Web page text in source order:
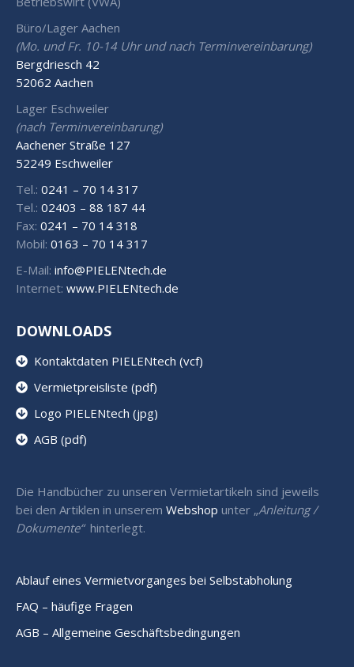
Büro/Lager Aachen
(Mo. und Fr. 10-14 Uhr und nach Terminvereinbarung)
Bergdriesch 42
52062 Aachen
Lager Eschweiler
(nach Terminvereinbarung)
Aachener Straße 127
52249 Eschweiler
Tel.: 0241 – 70 14 317
Tel.: 02403 – 88 187 44
Fax: 0241 – 70 14 318
Mobil: 0163 – 70 14 317
E-Mail: info@PIELENtech.de
Internet: www.PIELENtech.de
DOWNLOADS
Kontaktdaten PIELENtech (vcf)
Vermietpreisliste (pdf)
Logo PIELENtech (jpg)
AGB (pdf)
Die Handbücher zu unseren Vermietartikeln sind jeweils
bei den Artiklen in unserem Webshop unter „Anleitung /
Dokumente“ hinterlegt.
Ablauf eines Vermietvorganges bei Selbstabholung
FAQ – häufige Fragen
AGB – Allgemeine Geschäftsbedingungen